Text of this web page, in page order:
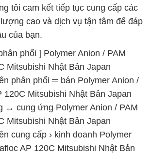
tôi cam kết tiếp tục cung cấp các
cao và dịch vụ tận tâm để đáp
của bạn.
phối ] Polymer Anion / PAM
Mitsubishi Nhật Bản Japan
phân phối ═ bán Polymer Anion /
120C Mitsubishi Nhật Bản Japan
↔ cung ứng Polymer Anion / PAM
Mitsubishi Nhật Bản Japan
cung cấp › kinh doanh Polymer
AP 120C Mitsubishi Nhật Bản